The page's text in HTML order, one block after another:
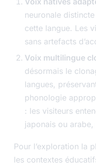
neuronale
cette langue. Les
sans artefacts
Voix multilingue
désormais le
langues,
phonologie
: les visiteurs
japonais ou
Pour l’exploration la
les contextes